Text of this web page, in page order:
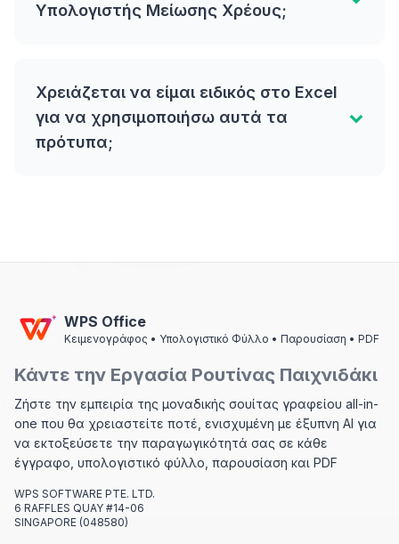
Υπολογιστής Μείωσης Χρέους;
Χρειάζεται να είμαι ειδικός στο Excel
για να χρησιμοποιήσω αυτά τα
πρότυπα;
WPS Office
Κειμενογράφος • Υπολογιστικό Φύλλο • Παρουσίαση • PDF
Κάντε την Εργασία Ρουτίνας Παιχνιδάκι
Ζήστε την εμπειρία της μοναδικής σουίτας γραφείου all-in-
one που θα χρειαστείτε ποτέ, ενισχυμένη με έξυπνη AI για
να εκτοξεύσετε την παραγωγικότητά σας σε κάθε
έγγραφο, υπολογιστικό φύλλο, παρουσίαση και PDF
WPS SOFTWARE PTE. LTD.
6 RAFFLES QUAY #14-06
SINGAPORE (048580)